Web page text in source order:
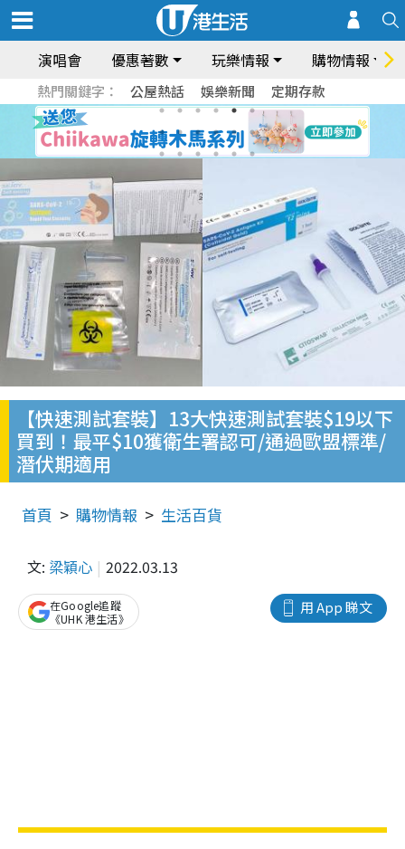
演唱會 優惠著數 玩樂情報 購物情報
熱門關鍵字： 公屋熱話 娛樂新聞 定期存款
【快速測試套裝】13大快速測試套裝$19以下
買到！最平$10獲衛生署認可/通過歐盟標準/
潛伏期適用
首頁 購物情報 生活百貨
文: 梁穎心 2022.03.13
用 App 睇文
在Google追蹤
《UHK 港生活》